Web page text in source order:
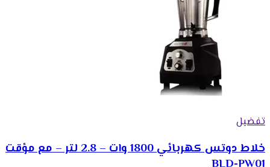
تفضيل
خلاط دوتس كهربائي 1800 وات – 2.8 لتر – مع مؤقت